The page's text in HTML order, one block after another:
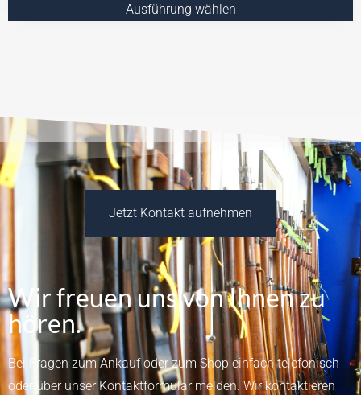
Ausführung wählen
Jetzt Kontakt aufnehmen
Wir freuen uns von Ihnen zu
hören.
Bei Fragen zum Ankauf oder zum Shop einfach telefonisch
oder über unser Kontaktformularmelden.Wir kontaktieren